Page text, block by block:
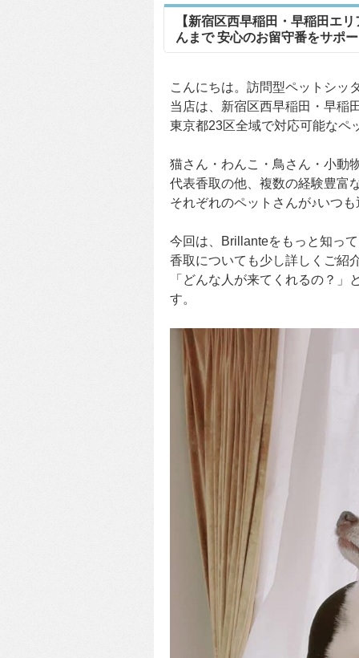
【新宿区西早稲田・早稲田エ
んまで 安心のお留守番をサポ
こんにちは。訪問型ペットシッ
当店は、新宿区西早稲田・早稲
東京都23区全域で対応可能なペ
猫さん・わんこ・鳥さん・小動
代表香取の他、複数の経験豊富
それぞれのペットさんが♪いつ
今回は、Brillanteをもっと知っ
香取についても少し詳しくご紹
「どんな人が来てくれるの？
す。